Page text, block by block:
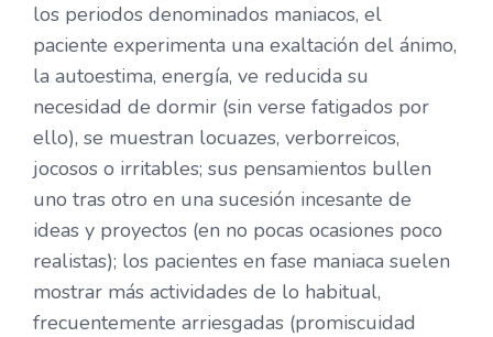
los periodos denominados maniacos, el
paciente experimenta una exaltación del ánimo,
la autoestima, energía, ve reducida su
necesidad de dormir (sin verse fatigados por
ello), se muestran locuazes, verborreicos,
jocosos o irritables; sus pensamientos bullen
uno tras otro en una sucesión incesante de
ideas y proyectos (en no pocas ocasiones poco
realistas); los pacientes en fase maniaca suelen
mostrar más actividades de lo habitual,
frecuentemente arriesgadas (promiscuidad